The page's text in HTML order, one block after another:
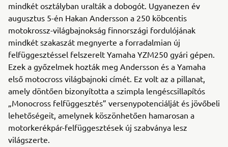
mindkét osztályban uralták a dobogót. Ugyanezen év
augusztus 5-én Hakan Andersson a 250 köbcentis
motokrossz-világbajnokság finnországi fordulójának
mindkét szakaszát megnyerte a forradalmian új
felfüggesztéssel felszerelt Yamaha YZM250 gyári gépen.
Ezek a győzelmek hozták meg Andersson és a Yamaha
első motocross világbajnoki címét. Ez volt az a pillanat,
amely döntően bizonyította a szimpla lengéscsillapítós
„Monocross felfüggesztés” versenypotenciálját és jövőbeli
lehetőségeit, amelynek köszönhetően hamarosan a
motorkerékpár-felfüggesztések új szabványa lesz
világszerte.